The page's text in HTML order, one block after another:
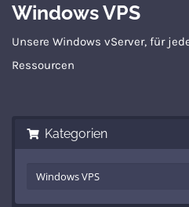
Windows VPS
Unsere Windows vServer, für
Ressourcen
Kategorien